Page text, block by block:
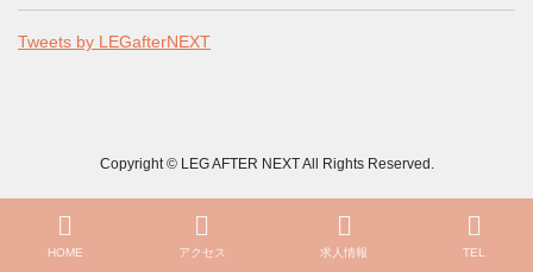
Tweets by LEGafterNEXT
Copyright © LEG AFTER NEXT All Rights Reserved.
HOME アクセス 求人情報 TEL